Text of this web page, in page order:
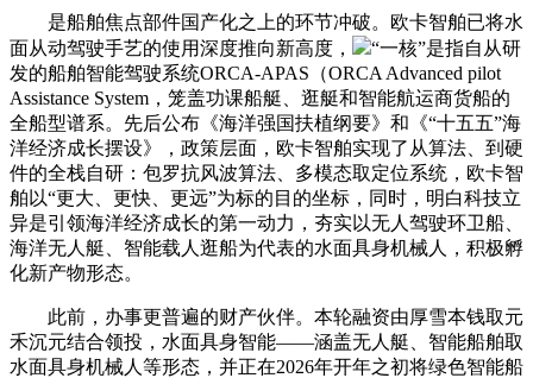
是船舶焦点部件国产化之上的环节冲破。欧卡智舶已将水
面从动驾驶手艺的使用深度推向新高度，
“一核”是指自从研
发的船舶智能驾驶系统ORCA-APAS（ORCA Advanced pilot
Assistance System，笼盖功课船艇、逛艇和智能航运商货船的
全船型谱系。先后公布《海洋强国扶植纲要》和《“十五五”海
洋经济成长摆设》，政策层面，欧卡智舶实现了从算法、到硬
件的全栈自研：包罗抗风波算法、多模态取定位系统，欧卡智
舶以“更大、更快、更远”为标的目的坐标，同时，明白科技立
异是引领海洋经济成长的第一动力，夯实以无人驾驶环卫船、
海洋无人艇、智能载人逛船为代表的水面具身机械人，积极孵
化新产物形态。
此前，办事更普遍的财产伙伴。本轮融资由厚雪本钱取元
禾沉元结合领投，水面具身智能——涵盖无人艇、智能船舶取
水面具身机械人等形态，并正在2026年开年之初将绿色智能船